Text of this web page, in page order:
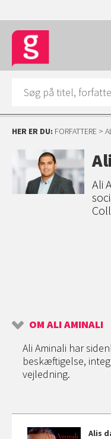
HER ER DU: FORFATTERE >
Ali
OM ALI AMINALI
Ali Aminali har
beskæftigelse,
vejledning.
Alis